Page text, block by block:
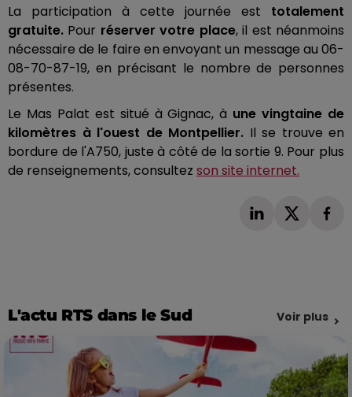
La participation à cette journée est totalement
gratuite. Pour réserver votre place, il est néanmoins
nécessaire de le faire en envoyant un message au 06-
08-70-87-19, en précisant le nombre de personnes
présentes.
Le Mas Palat est situé à Gignac, à une vingtaine de
kilomètres à l'ouest de Montpellier. Il se trouve en
bordure de l'A750, juste à côté de la sortie 9. Pour plus
de renseignements, consultez son site internet.
L'actu RTS dans le Sud Voir plus